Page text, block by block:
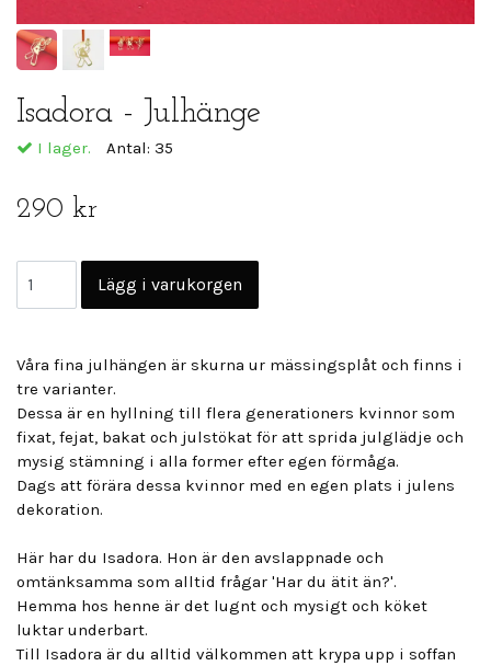
Isadora - Julhänge
I lager. Antal: 35
290 kr
Våra fina julhängen är skurna ur mässingsplåt och finns i
tre varianter.
Dessa är en hyllning till flera generationers kvinnor som
fixat, fejat, bakat och julstökat för att sprida julglädje och
mysig stämning i alla former efter egen förmåga.
Dags att förära dessa kvinnor med en egen plats i julens
dekoration.
Här har du Isadora. Hon är den avslappnade och
omtänksamma som alltid frågar 'Har du ätit än?'.
Hemma hos henne är det lugnt och mysigt och köket
luktar underbart.
Till Isadora är du alltid välkommen att krypa upp i soffan